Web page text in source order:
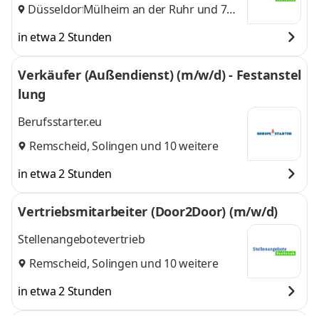
Düsseldorf,
Mülheim an der Ruhrund 7
in etwa 2 Stunden
Verkäufer (Außendienst) (m/w/d) - Festanstel
lung
Berufsstarter.eu
Remscheid,Solingen und 10 weitere
in etwa 2 Stunden
Vertriebsmitarbeiter (Door2Door) (m/w/d)
Stellenangebotevertrieb
Remscheid,Solingen und 10 weitere
in etwa 2 Stunden